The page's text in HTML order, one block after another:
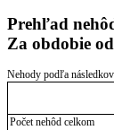
Prehľad
Za obdobie
Nehody podľa
Počet nehôd celkom